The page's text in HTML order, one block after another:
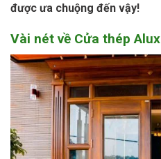
được ưa chuộng đến vậy!
Vài nét về Cửa thép Alux